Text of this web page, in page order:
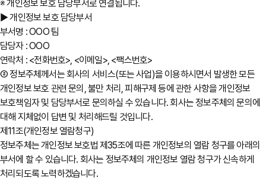
※ 개인정보 보호 담당부서로 연결됩니다.
▶ 개인정보 보호 담당부서
부서명 : OOO 팀
담당자 : OOO
연락처 : <전화번호>, <이메일>, <팩스번호>
② 정보주체께서는 회사의 서비스(또는 사업)을 이용하시면서 발생한 모든
개인정보 보호 관련 문의, 불만 처리, 피해구제 등에 관한 사항을 개인정보
보호책임자 및 담당부서로 문의하실 수 있습니다. 회사는 정보주체의 문의에
대해 지체없이 답변 및 처리해드릴 것입니다.
제11조(개인정보 열람청구)
정보주체는 개인정보 보호법 제35조에 따른 개인정보의 열람 청구를 아래의
부서에 할 수 있습니다. 회사는 정보주체의 개인정보 열람 청구가 신속하게
처리되도록 노력하겠습니다.